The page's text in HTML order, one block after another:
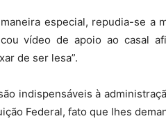
especial, repudia-se a
vídeo de apoio ao casal
de ser lesa”.
indispensáveis à
Federal, fato que lhes